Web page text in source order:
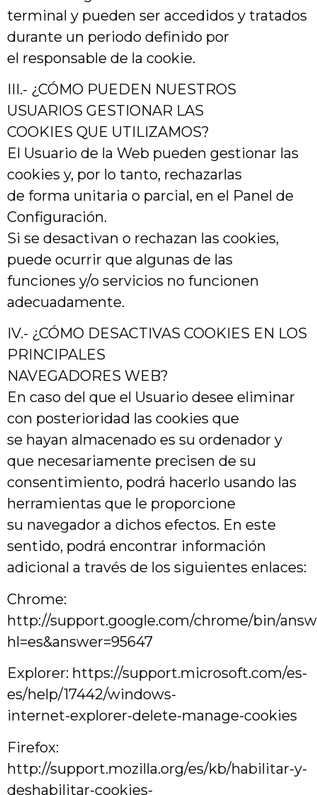
terminal y pueden ser accedidos y tratados
durante un periodo definido por
el responsable de la cookie.
III.- ¿CÓMO PUEDEN NUESTROS
USUARIOS GESTIONAR LAS
COOKIES QUE UTILIZAMOS?
El Usuario de la Web pueden gestionar las
cookies y, por lo tanto, rechazarlas
de forma unitaria o parcial, en el Panel de
Configuración.
Si se desactivan o rechazan las cookies,
puede ocurrir que algunas de las
funciones y/o servicios no funcionen
adecuadamente.
IV.- ¿CÓMO DESACTIVAS COOKIES EN LOS
PRINCIPALES
NAVEGADORES WEB?
En caso del que el Usuario desee eliminar
con posterioridad las cookies que
se hayan almacenado es su ordenador y
que necesariamente precisen de su
consentimiento, podrá hacerlo usando las
herramientas que le proporcione
su navegador a dichos efectos. En este
sentido, podrá encontrar información
adicional a través de los siguientes enlaces:
Chrome:
http://support.google.com/chrome/bin/
hl=es&answer=95647
Explorer: https://support.microsoft.com/es-
es/help/17442/windows-
internet-explorer-delete-manage-cookies
Firefox:
http://support.mozilla.org/es/kb/habilitar-y-
deshabilitar-cookies-